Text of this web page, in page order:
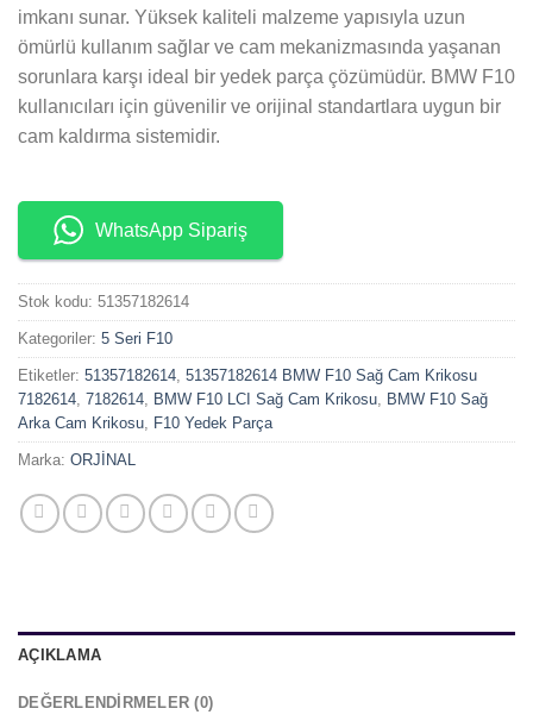
imkanı sunar. Yüksek kaliteli malzeme yapısıyla uzun
ömürlü kullanım sağlar ve cam mekanizmasında yaşanan
sorunlara karşı ideal bir yedek parça çözümüdür. BMW F10
kullanıcıları için güvenilir ve orijinal standartlara uygun bir
cam kaldırma sistemidir.
WhatsApp Sipariş
Stok kodu: 51357182614
Kategoriler: 5 Seri F10
Etiketler: 51357182614, 51357182614 BMW F10 Sağ Cam Krikosu
7182614, 7182614, BMW F10 LCI Sağ Cam Krikosu, BMW F10 Sağ
Arka Cam Krikosu, F10 Yedek Parça
Marka: ORJİNAL
AÇIKLAMA
DEĞERLENDIRMELER (0)